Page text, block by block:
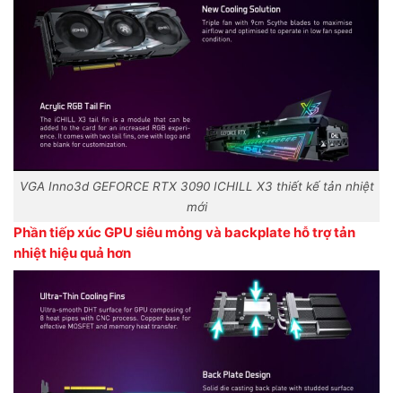
VGA Inno3d GEFORCE RTX 3090 ICHILL X3 thiết kế tản nhiệt
mới
Phần tiếp xúc GPU siêu mỏng và backplate hỗ trợ tản
nhiệt hiệu quả hơn